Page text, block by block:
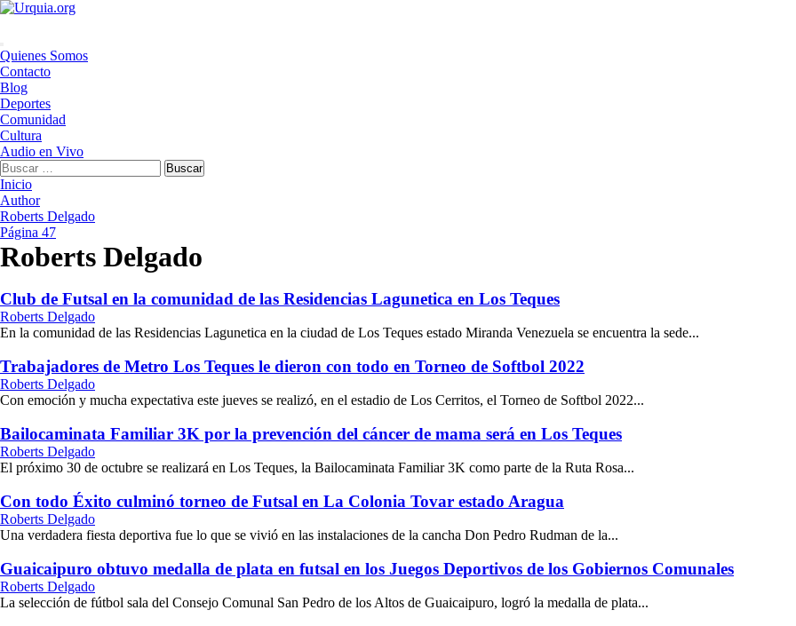
Saltar
Menú
principal
Quienes Somos
Contacto
Blog
Deportes
Comunidad
Cultura
Audio en Vivo
Buscar:
Inicio
Author
Roberts Delgado
Página 47
Roberts Delgado
Club de Futsal en la comunidad de las Residencias Lagunetica en Los Teques
Roberts Delgado
En la comunidad de las Residencias Lagunetica en la ciudad de Los Teques estado Miranda Venezuela se encuentra la sede...
Trabajadores de Metro Los Teques le dieron con todo en Torneo de Softbol 2022
Roberts Delgado
Con emoción y mucha expectativa este jueves se realizó, en el estadio de Los Cerritos, el Torneo de Softbol 2022...
Bailocaminata Familiar 3K por la prevención del cáncer de mama será en Los Teques
Roberts Delgado
El próximo 30 de octubre se realizará en Los Teques, la Bailocaminata Familiar 3K como parte de la Ruta Rosa...
Con todo Éxito culminó torneo de Futsal en La Colonia Tovar estado Aragua
Roberts Delgado
Una verdadera fiesta deportiva fue lo que se vivió en las instalaciones de la cancha Don Pedro Rudman de la...
Guaicaipuro obtuvo medalla de plata en futsal en los Juegos Deportivos de los Gobiernos Comunales
Roberts Delgado
La selección de fútbol sala del Consejo Comunal San Pedro de los Altos de Guaicaipuro, logró la medalla de plata...